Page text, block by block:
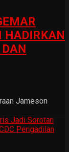
HADIRKAN
Jameson